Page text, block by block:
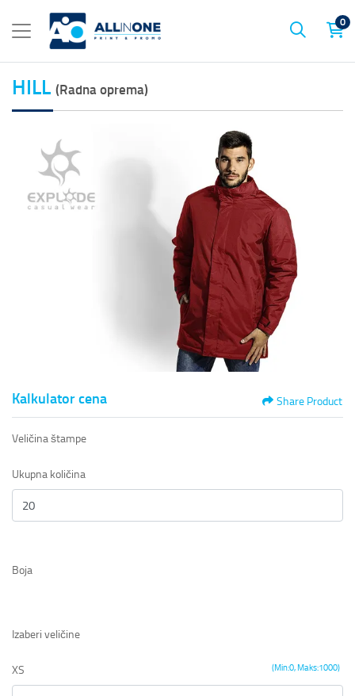
0
HILL (Radna oprema)
Kalkulator cena Share Product
Veličina štampe
Ukupna količina
Boja
Izaberi veličine
(Min:0, Maks:1000)
XS